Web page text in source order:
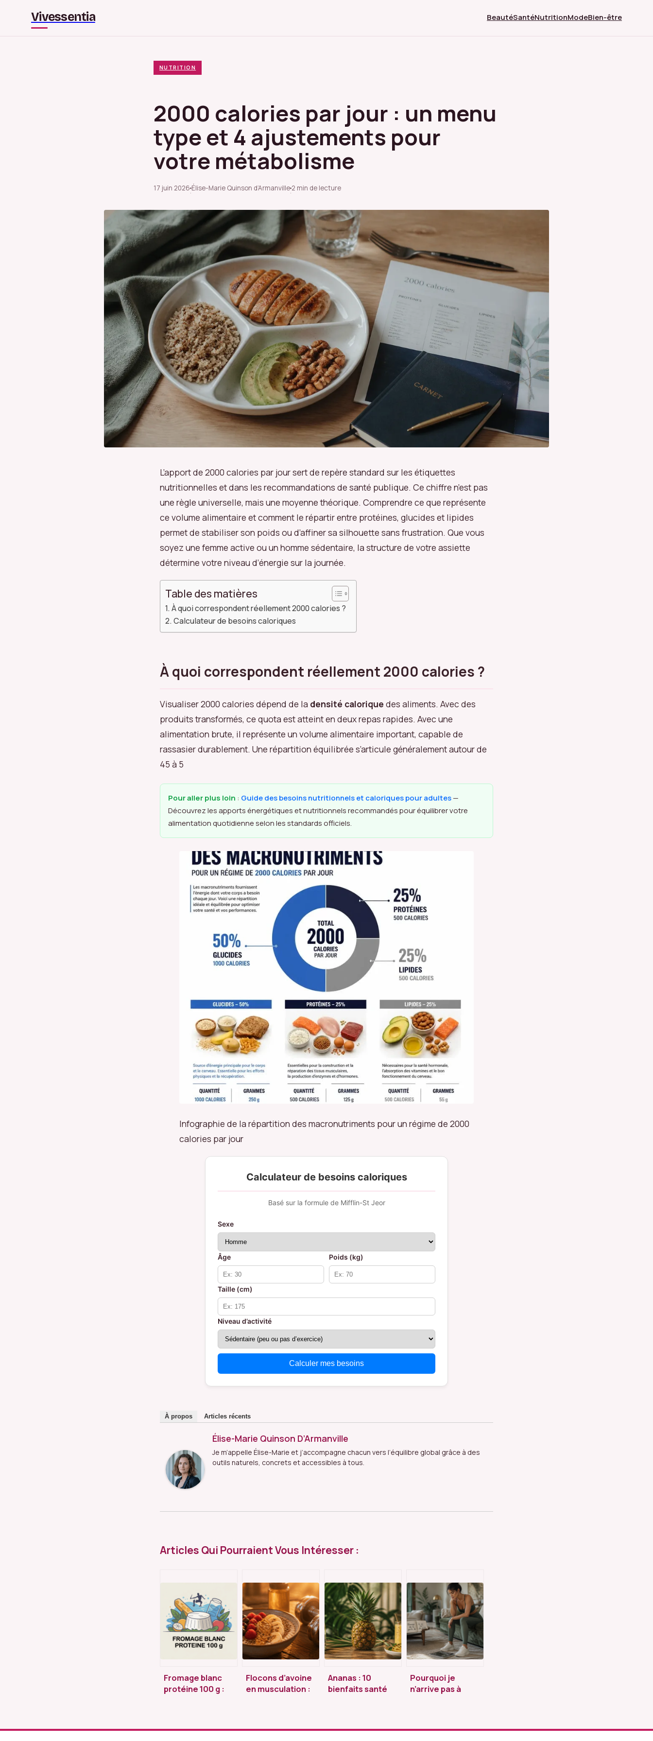
Vivessentia BeautéSantéNutritionModeBien-être
NUTRITION
2000 calories par jour : un menu
type et 4 ajustements pour
votre métabolisme
17 juin 2026
·
Élise-Marie Quinson d’Armanville
·
2 min de lecture
L’apport de 2000 calories par jour sert de repère standard sur les étiquettes
nutritionnelles et dans les recommandations de santé publique. Ce chiffre n’est pas
une règle universelle, mais une moyenne théorique. Comprendre ce que représente
ce volume alimentaire et comment le répartir entre protéines, glucides et lipides
permet de stabiliser son poids ou d’affiner sa silhouette sans frustration. Que vous
soyez une femme active ou un homme sédentaire, la structure de votre assiette
détermine votre niveau d’énergie sur la journée.
Table des matières
À quoi correspondent réellement 2000 calories ?
Calculateur de besoins caloriques
À quoi correspondent réellement 2000 calories ?
Visualiser 2000 calories dépend de la densité calorique des aliments. Avec des
produits transformés, ce quota est atteint en deux repas rapides. Avec une
alimentation brute, il représente un volume alimentaire important, capable de
rassasier durablement. Une répartition équilibrée s’articule généralement autour de
45 à 5
Pour aller plus loin : Guide des besoins nutritionnels et caloriques pour adultes—
Découvrez les apports énergétiques et nutritionnels recommandés pour équilibrer votre
alimentation quotidienne selon les standards officiels.
Infographie de la répartition des macronutriments pour un régime de 2000
calories par jour
Calculateur de besoins caloriques
Basé sur la formule de Mifflin-St Jeor
Sexe
Âge Poids (kg)
Taille (cm)
Niveau d’activité
Calculer mes besoins
À propos Articles récents
Élise-Marie Quinson D’Armanville
Je m’appelle Élise-Marie et j’accompagne chacun vers l’équilibre global grâce à des
outils naturels, concrets et accessibles à tous.
Articles Qui Pourraient Vous Intéresser :
Fromage blanc
protéine 100 g :
Flocons d’avoine
en musculation :
Ananas : 10
bienfaits santé
d’utilisation
Pourquoi je
n’arrive pas à
hormonaux